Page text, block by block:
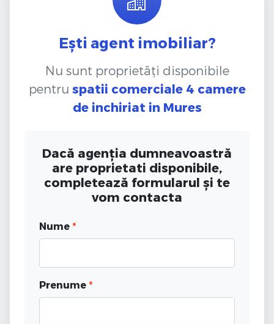
Ești agent imobiliar?
Nu sunt proprietăți disponibile
pentru spatii comerciale 4 camere
de inchiriat in Mures
Dacă agenția dumneavoastră
are proprietati disponibile,
completează formularul și te
vom contacta
Nume *
Prenume *